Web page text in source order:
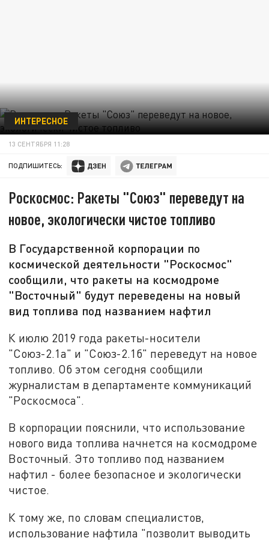
ИНТЕРЕСНОЕ
13 СЕНТЯБРЯ 11:28
ПОДПИШИТЕСЬ:
Роскосмос: Ракеты "Союз" переведут на
новое, экологически чистое топливо
В Государственной корпорации по
космической деятельности "Роскосмос"
сообщили, что ракеты на космодроме
"Восточный" будут переведены на новый
вид топлива под названием нафтил
К июлю 2019 года ракеты-носители
"Союз-2.1а" и "Союз-2.1б" переведут на новое
топливо. Об этом сегодня сообщили
журналистам в департаменте коммуникаций
"Роскосмоса".
В корпорации пояснили, что использование
нового вида топлива начнется на космодроме
Восточный. Это топливо под названием
нафтил - более безопасное и экологически
чистое.
К тому же, по словам специалистов,
использование нафтила "позволит выводить